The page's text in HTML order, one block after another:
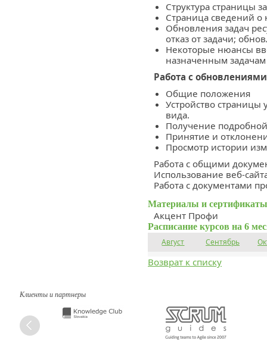
Структура страницы
Страница сведений о
Обновления задач
отказ от задачи;
Некоторые нюансы
назначенным задачам
Работа с
Общие положения
Устройство
вида.
Получение
Принятие и
Просмотр истории
Работа с общими
Использование веб-
Работа с документами
Материалы и
Акцент Профи
Расписание курсов на 6
Август Сентябрь
Возврат к списку
Клиенты и партнеры